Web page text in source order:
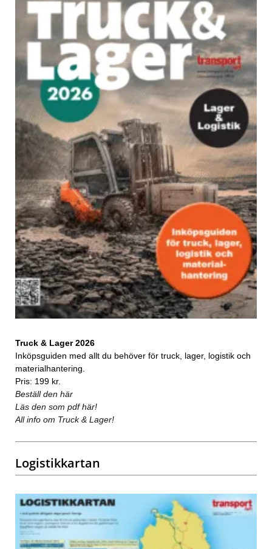
Truck & Lager 2026
Inköpsguiden med allt du behöver för truck, lager, logistik och
materialhantering.
Pris: 199 kr.
Beställ den här
Läs den som pdf här!
All info om Truck & Lager!
Logistikkartan